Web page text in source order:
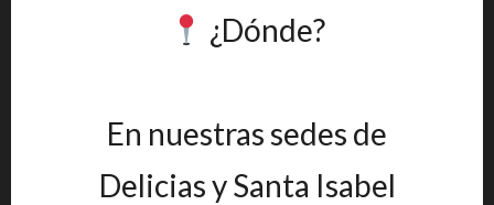
¿Dónde?
En nuestras sedes de
Delicias y Santa Isabel